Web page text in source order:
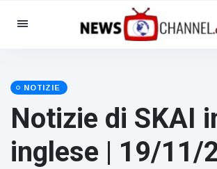
Categorie
Sociale e divertimento
Cinema e TV
(81)
Celebrità
(13938)
NOTIZIE
Notizie di SKAI
inglese | 19/11/